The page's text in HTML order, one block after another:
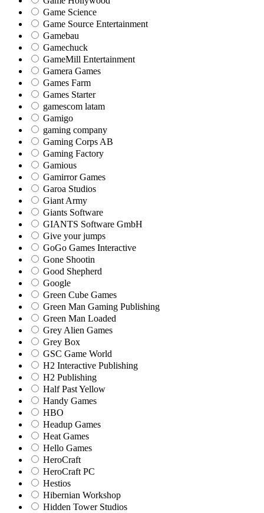
Game Science
Game Source Entertainment
Gamebau
Gamechuck
GameMill Entertainment
Gamera Games
Games Farm
Games Starter
gamescom latam
Gamigo
gaming company
Gaming Corps AB
Gaming Factory
Gamious
Gamirror Games
Garoa Studios
Giant Army
Giants Software
GIANTS Software GmbH
Give your jumps
GoGo Games Interactive
Gone Shootin
Good Shepherd
Google
Green Cube Games
Green Man Gaming Publishing
Green Man Loaded
Grey Alien Games
Grey Box
GSC Game World
H2 Interactive Publishing
H2 Publishing
Half Past Yellow
Handy Games
HBO
Headup Games
Heat Games
Hello Games
HeroCraft
HeroCraft PC
Hestios
Hibernian Workshop
Hidden Tower Studios